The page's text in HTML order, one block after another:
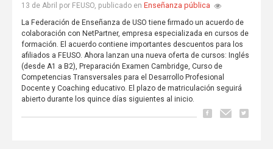
13 de Abril por FEUSO, publicado en Enseñanza pública
La Federación de Enseñanza de USO tiene firmado un acuerdo de
colaboración con NetPartner, empresa especializada en cursos de
formación. El acuerdo contiene importantes descuentos para los
afiliados a FEUSO. Ahora lanzan una nueva oferta de cursos: Inglés
(desde A1 a B2), Preparación Examen Cambridge, Curso de
Competencias Transversales para el Desarrollo Profesional
Docente y Coaching educativo. El plazo de matriculación seguirá
abierto durante los quince días siguientes al inicio.